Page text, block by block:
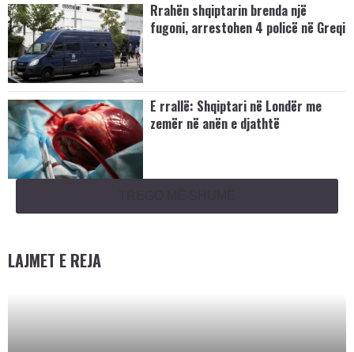
Rrahën shqiptarin brenda një
fugoni, arrestohen 4 policë në Greqi
E rrallë: Shqiptari në Londër me
zemër në anën e djathtë
LAJMET E REJA